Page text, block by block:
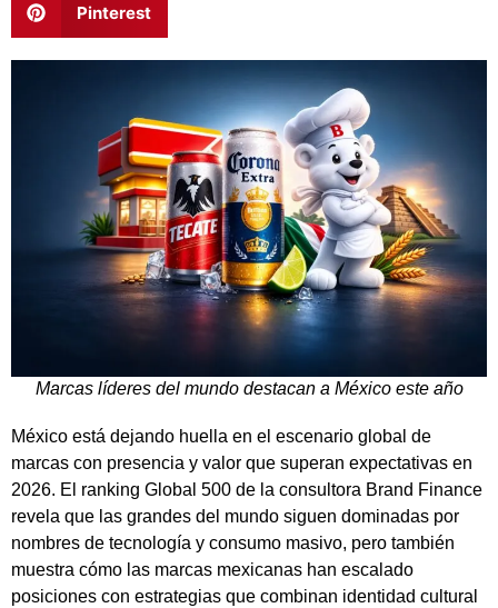
Pinterest
Marcas líderes del mundo destacan a México este año
México está dejando huella en el escenario global de
marcas con presencia y valor que superan expectativas en
2026. El ranking Global 500 de la consultora Brand Finance
revela que las grandes del mundo siguen dominadas por
nombres de tecnología y consumo masivo, pero también
muestra cómo las marcas mexicanas han escalado
posiciones con estrategias que combinan identidad cultural